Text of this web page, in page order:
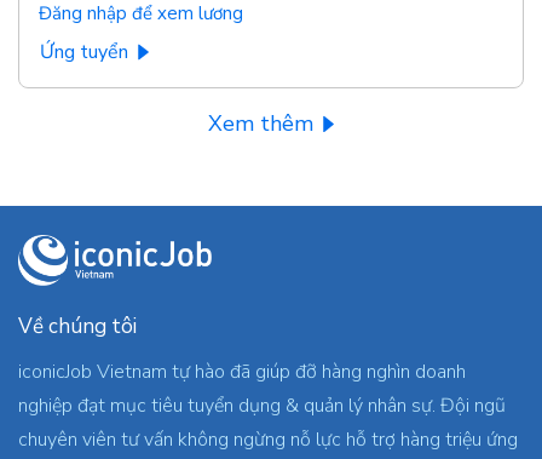
Đăng nhập để xem lương
Ứng tuyển
Xem thêm
Về chúng tôi
iconicJob Vietnam tự hào đã giúp đỡ hàng nghìn doanh
nghiệp đạt mục tiêu tuyển dụng & quản lý nhân sự. Đội ngũ
chuyên viên tư vấn không ngừng nỗ lực hỗ trợ hàng triệu ứng